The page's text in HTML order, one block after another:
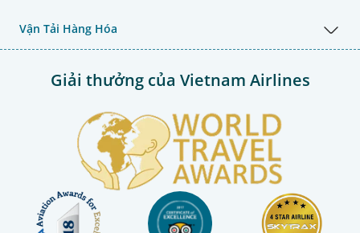
Vận Tải Hàng Hóa
Giải thưởng của Vietnam Airlines